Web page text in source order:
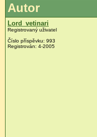
Autor
Lord_vetinari
Registrovaný uživatel
Číslo příspěvku: 993
Registrován: 4-2005